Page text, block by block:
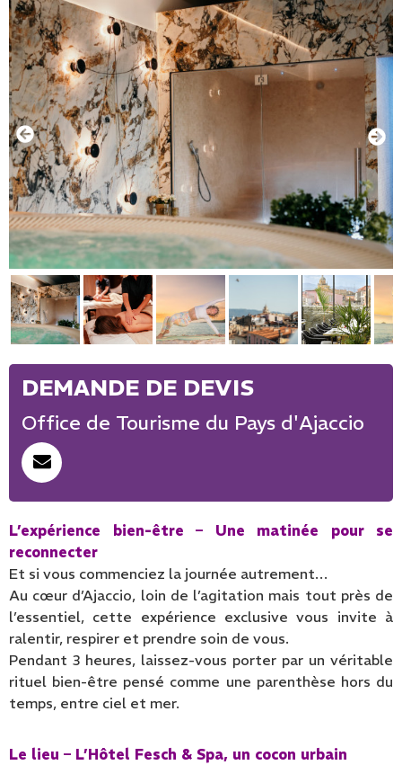
Office de Tourisme du Pays d'Ajaccio
L’expérience bien-être – Une matinée pour se
reconnecter
Et si vous commenciez la journée autrement…
Au cœur d’Ajaccio, loin de l’agitation mais tout près de
l’essentiel, cette expérience exclusive vous invite à
ralentir, respirer et prendre soin de vous.
Pendant 3 heures, laissez-vous porter par un véritable
rituel bien-être pensé comme une parenthèse hors du
temps, entre ciel et mer.
Le lieu – L’Hôtel Fesch & Spa, un cocon urbain